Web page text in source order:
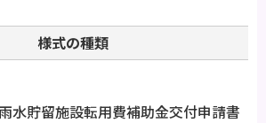
様式の種類
貯留施設転用費補助金交付申請書